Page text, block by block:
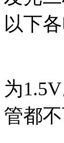
以下
为
管都